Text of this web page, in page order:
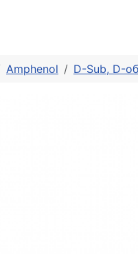
Amphenol D-Sub, D-